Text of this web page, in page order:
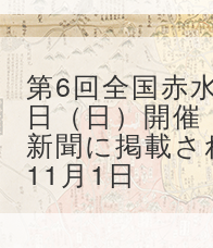
第6回全国赤
日（日）開
新聞に掲載
11月1日